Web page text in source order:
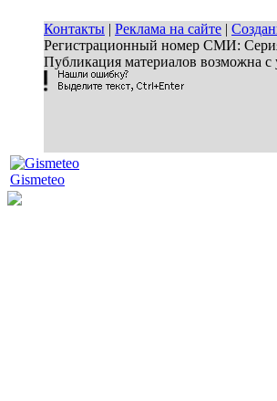
Контакты | Реклама на сайте |
Регистрационный номер СМИ:
Публикация материалов возможна с
Gismeteo